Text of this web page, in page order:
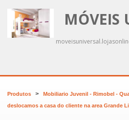
MÓVEIS
Produtos > Mobiliario Juvenil - Rimobel -
deslocamos a casa do cliente na area Grande